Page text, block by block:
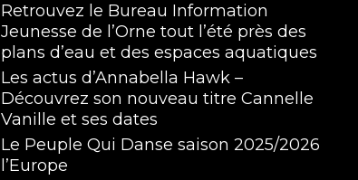
Retrouvez le Bureau Information
Jeunesse de l’Orne tout l’été près des
plans d’eau et des espaces aquatiques
Les actus d’Annabella Hawk –
Découvrez son nouveau titre Cannelle
Vanille et ses dates
Le Peuple Qui Danse saison 2025/2026
l’Europe